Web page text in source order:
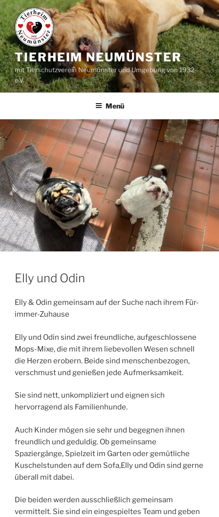
Zum
Inhalt
springen
TIERHEIM NEUMÜNSTER
mit Tierschutzverein Neumünster und Umgebung von 1932
e.V.
Menü
Elly und Odin
Elly & Odin gemeinsam auf der Suche nach ihrem Für-
immer-Zuhause
Elly und Odin sind zwei freundliche, aufgeschlossene
Mops-Mixe, die mit ihrem liebevollen Wesen schnell
die Herzen erobern. Beide sind menschenbezogen,
verschmust und genießen jede Aufmerksamkeit.
Sie sind nett, unkompliziert und eignen sich
hervorragend als Familienhunde.
Auch Kinder mögen sie sehr und begegnen ihnen
freundlich und geduldig. Ob gemeinsame
Spaziergänge, Spielzeit im Garten oder gemütliche
Kuschelstunden auf dem Sofa,Elly und Odin sind gerne
überall mit dabei.
Die beiden werden ausschließlich gemeinsam
vermittelt. Sie sind ein eingespieltes Team und geben